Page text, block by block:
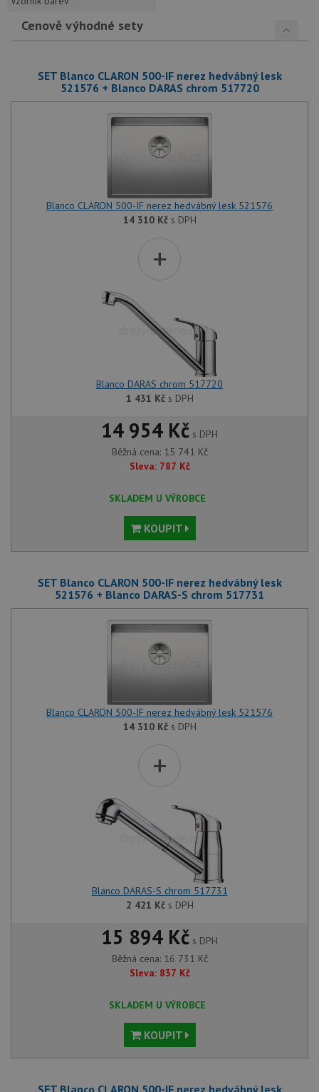
Cenově výhodné sety
SET Blanco CLARON 500-IF nerez hedvábný lesk
521576 + Blanco DARAS chrom 517720
Blanco CLARON 500-IF nerez hedvábný lesk 521576
14 310 Kčs DPH
+
Blanco DARAS chrom 517720
1 431 Kčs DPH
14 954 Kč s DPH
Běžná cena: 15 741 Kč
Sleva: 787 Kč
SKLADEM U VÝROBCE
KOUPIT
SET Blanco CLARON 500-IF nerez hedvábný lesk
521576 + Blanco DARAS-S chrom 517731
Blanco CLARON 500-IF nerez hedvábný lesk 521576
14 310 Kčs DPH
+
Blanco DARAS-S chrom 517731
2 421 Kčs DPH
15 894 Kč s DPH
Běžná cena: 16 731 Kč
Sleva: 837 Kč
SKLADEM U VÝROBCE
KOUPIT